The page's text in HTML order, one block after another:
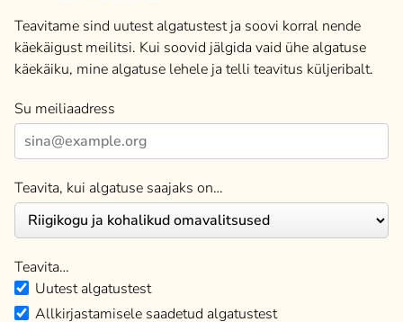
Teavitame sind uutest algatustest ja soovi korral nende
käekäigust meilitsi. Kui soovid jälgida vaid ühe algatuse
käekäiku, mine algatuse lehele ja telli teavitus küljeribalt.
Su meiliaadress
Teavita, kui algatuse saajaks on…
Teavita…
Uutest algatustest
Allkirjastamisele saadetud algatustest